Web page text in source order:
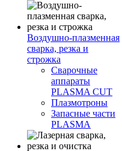
Воздушно-плазменная
сварка, резка и
строжка
Сварочные
аппараты
PLASMA CUT
Плазмотроны
Запасные части
PLASMA